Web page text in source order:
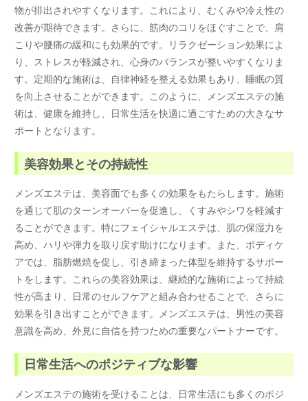
物が排出されやすくなります。これにより、むくみや冷え性の
改善が期待できます。さらに、筋肉のコリをほぐすことで、肩
こりや腰痛の緩和にも効果的です。リラクゼーション効果によ
り、ストレスが軽減され、心身のバランスが整いやすくなりま
す。定期的な施術は、自律神経を整える効果もあり、睡眠の質
を向上させることができます。このように、メンズエステの施
術は、健康を維持し、日常生活を快適に過ごすための大きなサ
ポートとなります。
美容効果とその持続性
メンズエステは、美容面でも多くの効果をもたらします。施術
を通じて肌のターンオーバーを促進し、くすみやシワを軽減す
ることができます。特にフェイシャルエステは、肌の保湿力を
高め、ハリや弾力を取り戻す助けになります。また、ボディケ
アでは、脂肪燃焼を促し、引き締まった体型を維持するサポー
トをします。これらの美容効果は、継続的な施術によって持続
性が高まり、日常のセルフケアと組み合わせることで、さらに
効果を引き出すことができます。メンズエステは、男性の美容
意識を高め、外見に自信を持つための重要なパートナーです。
日常生活へのポジティブな影響
メンズエステの施術を受けることは、日常生活にも多くのポジ